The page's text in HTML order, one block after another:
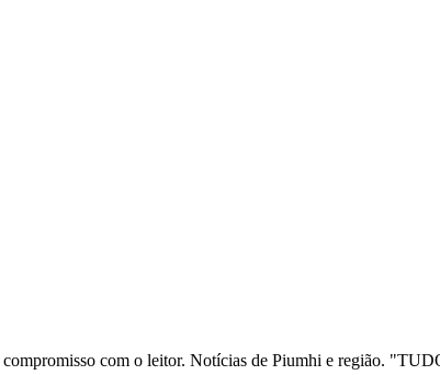
compromisso com o leitor. Notícias de Piumhi e região.